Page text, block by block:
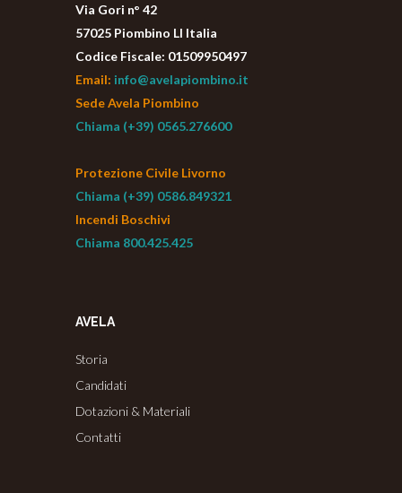
Via Gori n° 42
57025 Piombino LI Italia
Codice Fiscale: 01509950497
Email: info@avelapiombino.it
Sede Avela Piombino
Chiama (+39) 0565.276600
Protezione Civile Livorno
Chiama (+39) 0586.849321
Incendi Boschivi
Chiama 800.425.425
AVELA
Storia
Candidati
Dotazioni & Materiali
Contatti